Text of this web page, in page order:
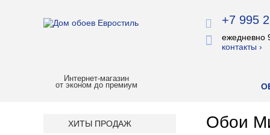
Интернет-магазин
от эконом до премиум
+7 995
ежедневно
контакты ›
ХИТЫ ПРОДАЖ Обои